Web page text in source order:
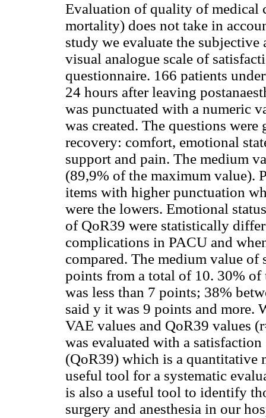
Evaluation of quality of medical
mortality) does not take in
study we evaluate the subjective
visual analogue scale of
questionnaire. 166 patients
24 hours after leaving
was punctuated with a numeric
was created. The questions
recovery: comfort, emotional
support and pain. The medium
(89,9% of the maximum value).
items with higher punctuation
were the lowers. Emotional
of QoR39 were statistically
complications in PACU and
compared. The medium value
points from a total of 10. 30% of
was less than 7 points; 38%
said y it was 9 points and more.
VAE values and QoR39 values
was evaluated with a
(QoR39) which is a quantitative
useful tool for a systematic
is also a useful tool to identify
surgery and anesthesia in our